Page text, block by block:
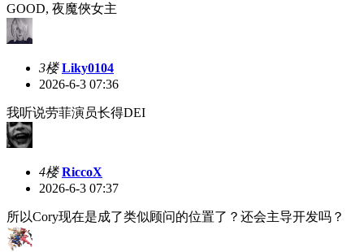
GOOD, 夜魔俠女主
3楼 Liky0104
2026-6-3 07:36
我听说劳菲演员长得DEI
4楼 RiccoX
2026-6-3 07:37
所以Cory现在是成了类似顾问的位置了？还会主导开发吗？